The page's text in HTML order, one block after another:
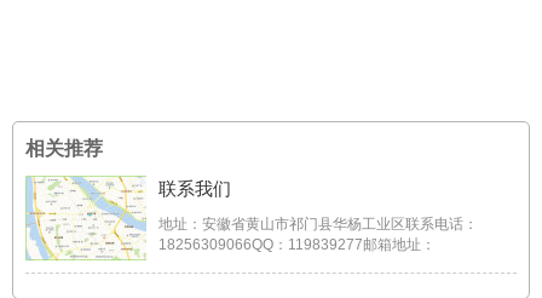
相关推荐
联系我们
地址：安徽省黄山市祁门县华杨工业区联系电话：
18256309066QQ：119839277邮箱地址：